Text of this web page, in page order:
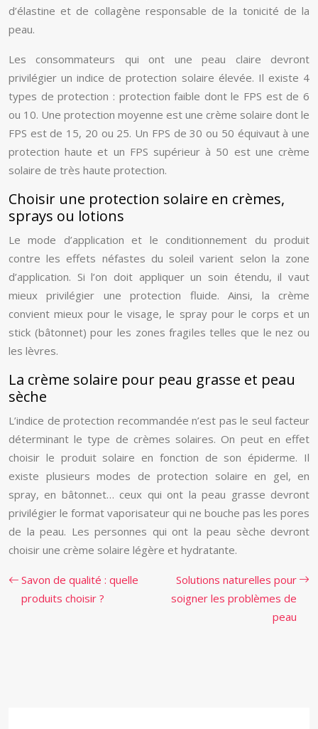
d’élastine et de collagène responsable de la tonicité de la
peau.
Les consommateurs qui ont une peau claire devront
privilégier un indice de protection solaire élevée. Il existe 4
types de protection : protection faible dont le FPS est de 6
ou 10. Une protection moyenne est une crème solaire dont le
FPS est de 15, 20 ou 25. Un FPS de 30 ou 50 équivaut à une
protection haute et un FPS supérieur à 50 est une crème
solaire de très haute protection.
Choisir une protection solaire en crèmes,
sprays ou lotions
Le mode d’application et le conditionnement du produit
contre les effets néfastes du soleil varient selon la zone
d’application. Si l’on doit appliquer un soin étendu, il vaut
mieux privilégier une protection fluide. Ainsi, la crème
convient mieux pour le visage, le spray pour le corps et un
stick (bâtonnet) pour les zones fragiles telles que le nez ou
les lèvres.
La crème solaire pour peau grasse et peau
sèche
L’indice de protection recommandée n’est pas le seul facteur
déterminant le type de crèmes solaires. On peut en effet
choisir le produit solaire en fonction de son épiderme. Il
existe plusieurs modes de protection solaire en gel, en
spray, en bâtonnet… ceux qui ont la peau grasse devront
privilégier le format vaporisateur qui ne bouche pas les pores
de la peau. Les personnes qui ont la peau sèche devront
choisir une crème solaire légère et hydratante.
Savon de qualité : quelle
produits choisir ?
Solutions naturelles pour
soigner les problèmes de
peau